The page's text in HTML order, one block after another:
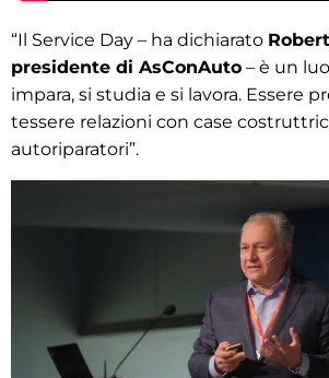
“Il Service Day – ha dichiarato
presidente di AsConAuto – è un
impara, si studia e si lavora. Essere
tessere relazioni con case
autoriparatori”.